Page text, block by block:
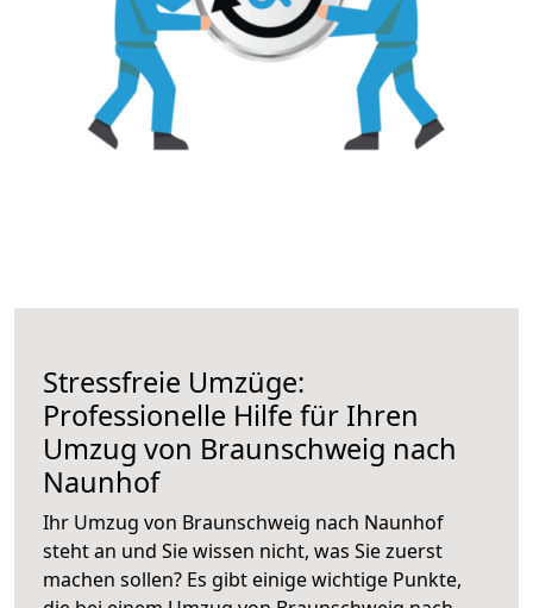
Stressfreie Umzüge:
Professionelle Hilfe für Ihren
Umzug von Braunschweig nach
Naunhof
Ihr Umzug von Braunschweig nach Naunhof
steht an und Sie wissen nicht, was Sie zuerst
machen sollen? Es gibt einige wichtige Punkte,